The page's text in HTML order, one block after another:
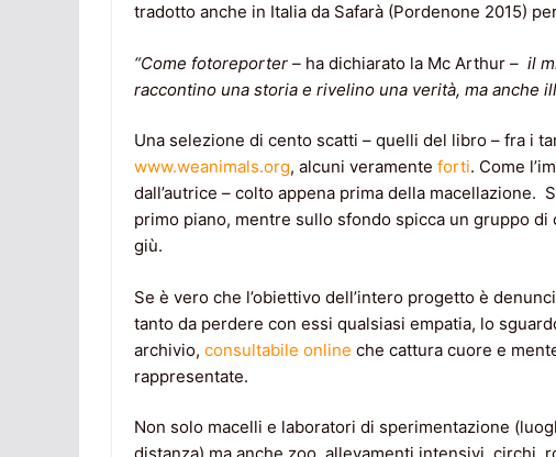
tradotto anche in Italia da Safarà (Pordenone 2015)
“Come fotoreporter – ha dichiarato la Mc Arthur – il
raccontino una storia e rivelino una verità, ma anche
Una selezione di cento scatti – quelli del libro – fra i
www.weanimals.org, alcuni veramente forti. Come
dall’autrice – colto appena prima della macellazione.
primo piano, mentre sullo sfondo spicca un gruppo
giù.
Se è vero che l’obiettivo dell’intero progetto è
tanto da perdere con essi qualsiasi empatia, lo
archivio, consultabile online che cattura cuore e
rappresentate.
Non solo macelli e laboratori di sperimentazione